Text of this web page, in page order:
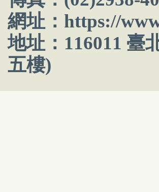
網址： https://
地址：116011 臺
五樓)